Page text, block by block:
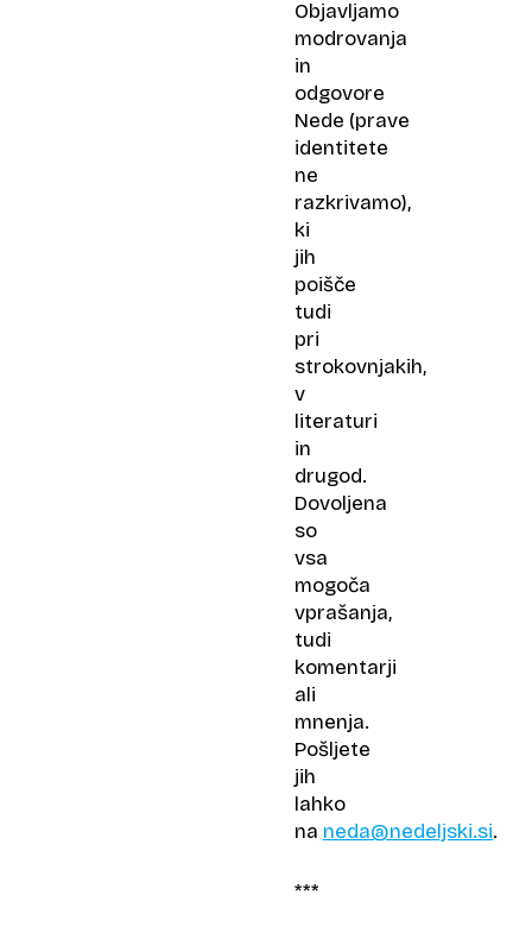
Objavljamo
modrovanja
in
odgovore
Nede (prave
identitete
ne
razkrivamo),
ki
jih
poišče
tudi
pri
strokovnjakih,
v
literaturi
in
drugod.
Dovoljena
so
vsa
mogoča
vprašanja,
tudi
komentarji
ali
mnenja.
Pošljete
jih
lahko
na neda@nedeljski.si.
***